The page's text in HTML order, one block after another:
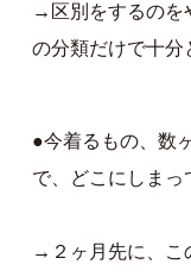
→区別をするのを
の分類だけで十分
●今着るもの、数
で、どこにしまっ
→２ヶ月先に、こ